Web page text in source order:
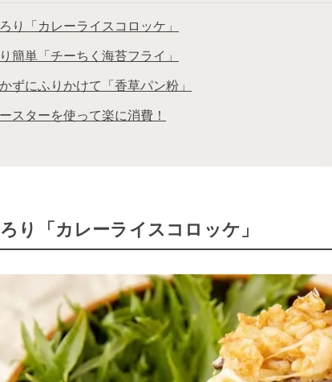
り「カレーライスコロッケ」
簡単「チーちく海苔フライ」
ずにふりかけて「香草パン粉」
スターを使って楽に消費！
り「カレーライスコロッケ」